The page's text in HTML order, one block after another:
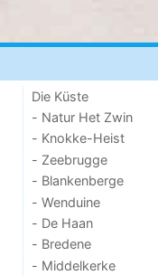
Die Küste
- Natur Het Zwin
- Knokke-Heist
- Zeebrugge
- Blankenberge
- Wenduine
- De Haan
- Bredene
- Middelkerke